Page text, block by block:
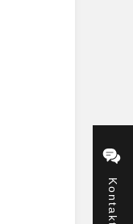
Kontakt